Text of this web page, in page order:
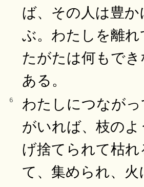
ば、その人は豊
ぶ。わたしを離
たがたは何もで
ある。
6
わたしにつなが
がいれば、枝の
げ捨てられて枯れ
て、集められ、